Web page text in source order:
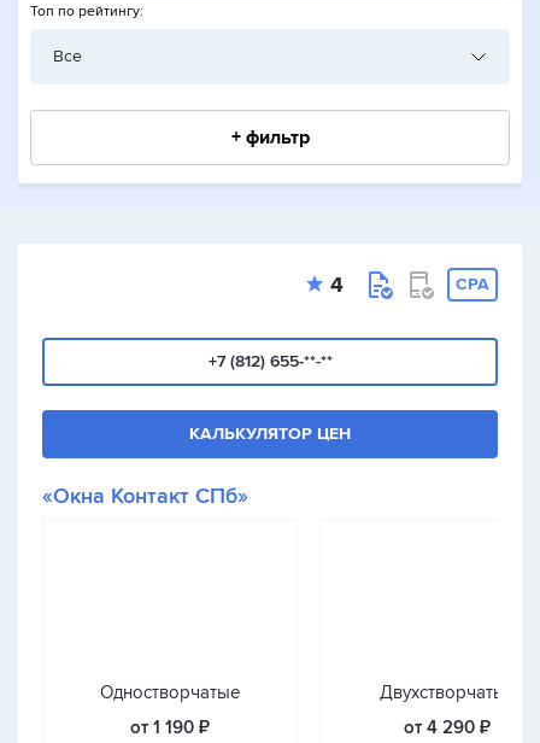
Топ по рейтингу:
Все
+ фильтр
4 CPA
+7 (812) 655-**-**
КАЛЬКУЛЯТОР ЦЕН
«Окна Контакт СПб»
Одностворчатые
от 1 190 ₽
Двухстворчатые
от 4 290 ₽